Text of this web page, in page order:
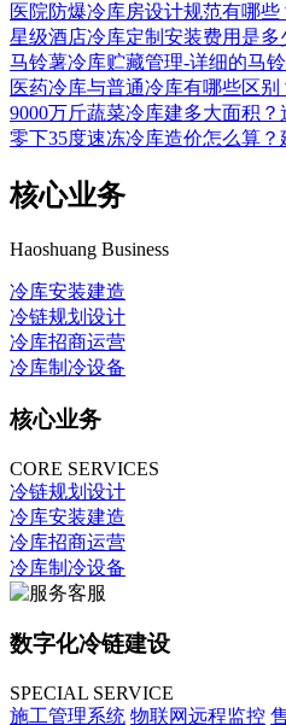
医院防爆冷库房设计规范有哪
星级酒店冷库定制安装费用是多
马铃薯冷库贮藏管理-详细的马
医药冷库与普通冷库有哪些区别
9000万斤蔬菜冷库建多大面积
零下35度速冻冷库造价怎么算？
核心业务
Haoshuang Business
冷库安装建造
冷链规划设计
冷库招商运营
冷库制冷设备
核心业务
CORE SERVICES
冷链规划设计
冷库安装建造
冷库招商运营
冷库制冷设备
数字化冷链建设
SPECIAL SERVICE
施工管理系统 物联网远程监控